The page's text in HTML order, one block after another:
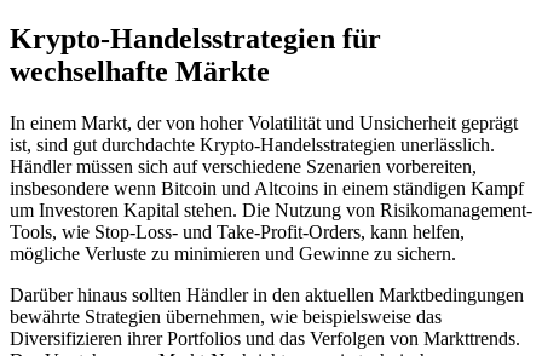
Krypto-Handelsstrategien für
wechselhafte Märkte
In einem Markt, der von hoher Volatilität und Unsicherheit geprägt
ist, sind gut durchdachte Krypto-Handelsstrategien unerlässlich.
Händler müssen sich auf verschiedene Szenarien vorbereiten,
insbesondere wenn Bitcoin und Altcoins in einem ständigen Kampf
um Investoren Kapital stehen. Die Nutzung von Risikomanagement-
Tools, wie Stop-Loss- und Take-Profit-Orders, kann helfen,
mögliche Verluste zu minimieren und Gewinne zu sichern.
Darüber hinaus sollten Händler in den aktuellen Marktbedingungen
bewährte Strategien übernehmen, wie beispielsweise das
Diversifizieren ihrer Portfolios und das Verfolgen von Markttrends.